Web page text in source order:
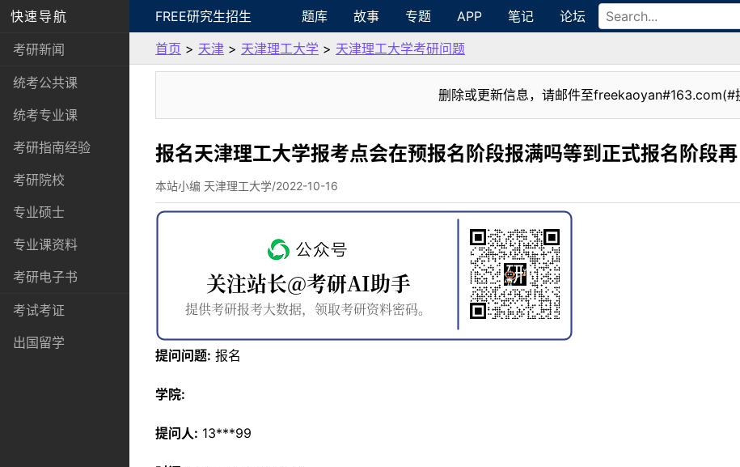
快速导航
考研新闻
统考公共课
统考专业课
考研指南经验
考研院校
专业硕士
专业课资料
考研电子书
考试考证
出国留学
FREE研究生招生 题库 故事 专题 APP 笔记 论坛
首页 > 天津 > 天津理工大学 > 天津理工大学考研问题
删除或更新信息，请邮件至freekaoyan#163.com(#
报名天津理工大学报考点会在预报名阶段报满吗等到正式报名阶段再
本站小编 天津理工大学/2022-10-16
提问问题: 报名
学院:
提问人: 13***99